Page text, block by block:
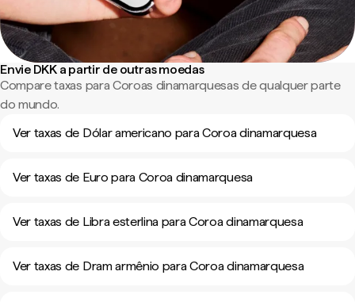
Envie DKK a partir de outras moedas
Compare taxas para Coroas dinamarquesas de qualquer parte
do mundo.
Ver taxas de Dólar americano para Coroa dinamarquesa
Ver taxas de Euro para Coroa dinamarquesa
Ver taxas de Libra esterlina para Coroa dinamarquesa
Ver taxas de Dram armênio para Coroa dinamarquesa